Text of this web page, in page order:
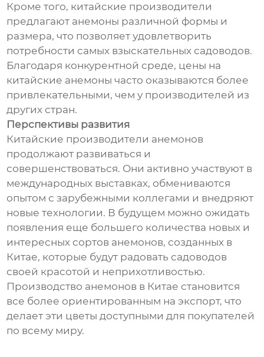
Кроме того, китайские производители
предлагают анемоны различной формы и
размера, что позволяет удовлетворить
потребности самых взыскательных садоводов.
Благодаря конкурентной среде, цены на
китайские анемоны часто оказываются более
привлекательными, чем у производителей из
других стран.
Перспективы развития
Китайские производители анемонов
продолжают развиваться и
совершенствоваться. Они активно участвуют в
международных выставках, обмениваются
опытом с зарубежными коллегами и внедряют
новые технологии. В будущем можно ожидать
появления еще большего количества новых и
интересных сортов анемонов, созданных в
Китае, которые будут радовать садоводов
своей красотой и неприхотливостью.
Производство анемонов в Китае становится
все более ориентированным на экспорт, что
делает эти цветы доступными для покупателей
по всему миру.